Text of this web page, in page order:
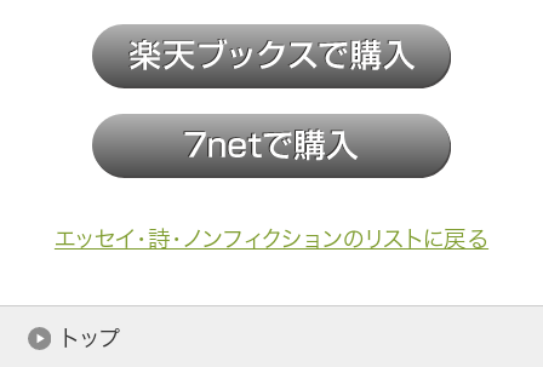
エッセイ・詩・ノンフィクションのリストに戻る
トップ